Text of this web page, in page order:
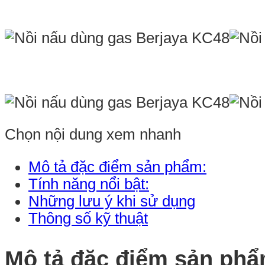
Chọn nội dung xem nhanh
Mô tả đặc điểm sản phẩm:
Tính năng nổi bật:
Những lưu ý khi sử dụng
Thông số kỹ thuật
Mô tả đặc điểm sản